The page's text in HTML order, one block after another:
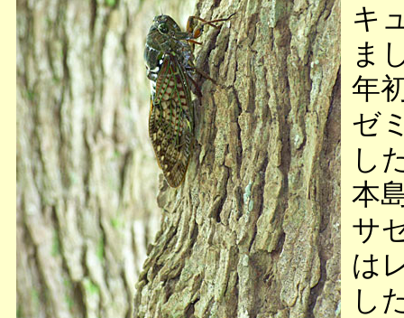
キ
ま
年
ゼ
し
本
サ
は
し